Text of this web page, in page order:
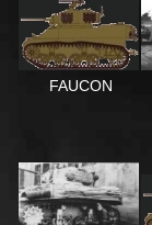
FAUCON